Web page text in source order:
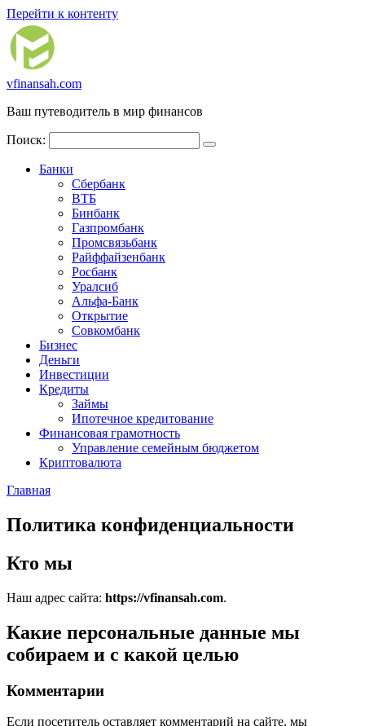
Перейти к контенту
vfinansah.com
Ваш путеводитель в мир финансов
Поиск:
Банки
Сбербанк
ВТБ
Бинбанк
Газпромбанк
Промсвязьбанк
Райффайзенбанк
Росбанк
Уралсиб
Альфа-Банк
Открытие
Совкомбанк
Бизнес
Деньги
Инвестиции
Кредиты
Займы
Ипотечное кредитование
Финансовая грамотность
Управление семейным бюджетом
Криптовалюта
Главная
Политика конфиденциальности
Кто мы
Наш адрес сайта: https://vfinansah.com.
Какие персональные данные мы
собираем и с какой целью
Комментарии
Если посетитель оставляет комментарий на сайте, мы